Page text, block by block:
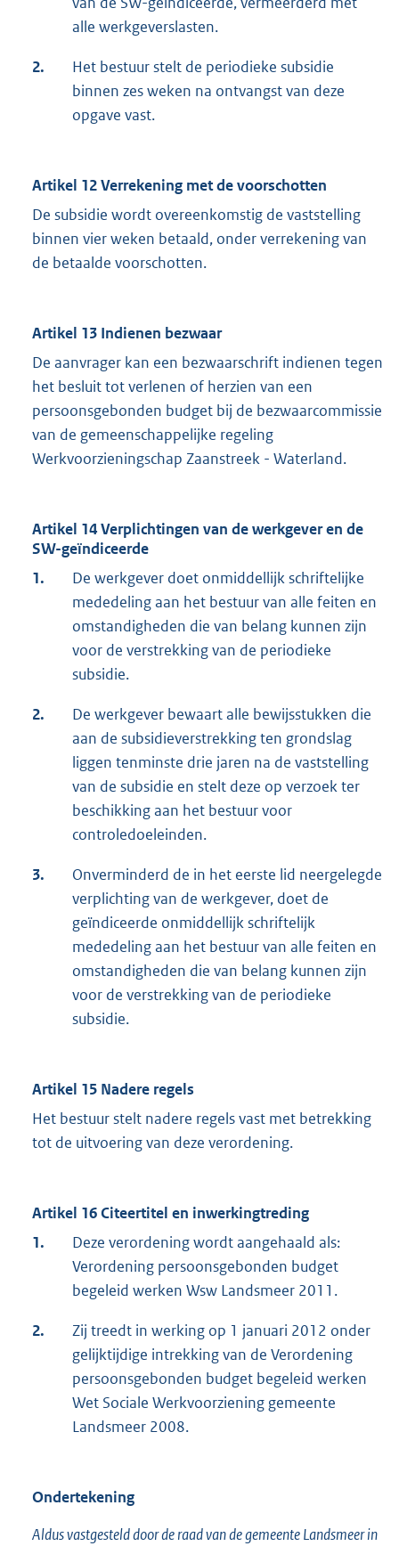
alle werkgeverslasten.
2.
Het bestuur stelt de periodieke subsidie
binnen zes weken na ontvangst van deze
opgave vast.
Artikel 12 Verrekening met de voorschotten
De subsidie wordt overeenkomstig de vaststelling
binnen vier weken betaald, onder verrekening van
de betaalde voorschotten.
Artikel 13 Indienen bezwaar
De aanvrager kan een bezwaarschrift indienen tegen
het besluit tot verlenen of herzien van een
persoonsgebonden budget bij de bezwaarcommissie
van de gemeenschappelijke regeling
Werkvoorzieningschap Zaanstreek - Waterland.
Artikel 14 Verplichtingen van de werkgever en de
SW-geïndiceerde
1.
De werkgever doet onmiddellijk schriftelijke
mededeling aan het bestuur van alle feiten en
omstandigheden die van belang kunnen zijn
voor de verstrekking van de periodieke
subsidie.
2.
De werkgever bewaart alle bewijsstukken die
aan de subsidieverstrekking ten grondslag
liggen tenminste drie jaren na de vaststelling
van de subsidie en stelt deze op verzoek ter
beschikking aan het bestuur voor
controledoeleinden.
3.
Onverminderd de in het eerste lid neergelegde
verplichting van de werkgever, doet de
geïndiceerde onmiddellijk schriftelijk
mededeling aan het bestuur van alle feiten en
omstandigheden die van belang kunnen zijn
voor de verstrekking van de periodieke
subsidie.
Artikel 15 Nadere regels
Het bestuur stelt nadere regels vast met betrekking
tot de uitvoering van deze verordening.
Artikel 16 Citeertitel en inwerkingtreding
1.
Deze verordening wordt aangehaald als:
Verordening persoonsgebonden budget
begeleid werken Wsw Landsmeer 2011.
2.
Zij treedt in werking op 1 januari 2012 onder
gelijktijdige intrekking van de Verordening
persoonsgebonden budget begeleid werken
Wet Sociale Werkvoorziening gemeente
Landsmeer 2008.
Ondertekening
Aldus vastgesteld door de raad van de gemeente Landsmeer in